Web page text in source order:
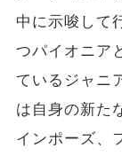
中に示唆して
つパイオニア
ているジャニ
は自身の新た
インポーズ、